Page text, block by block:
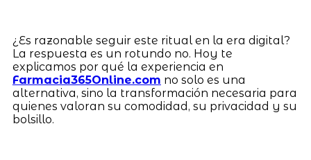
¿Es razonable seguir este ritual en la era digital?
La respuesta es un rotundo no. Hoy te
explicamos por qué la experiencia en
Farmacia365Online.com no solo es una
alternativa, sino la transformación necesaria para
quienes valoran su comodidad, su privacidad y su
bolsillo.